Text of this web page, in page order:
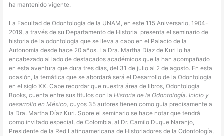
ha mantenido vigente.
La Facultad de Odontología de la UNAM, en este 115 Aniversario, 1904-
2019, a través de su Departamento de Historia presenta el seminario de
historia de la odontología que se lleva a cabo en el Palacio de la
Autonomía desde hace 20 años. La Dra. Martha Díaz de Kuri lo ha
encabezado al lado de destacados académicos que la han acompañado
en esta aventura que dura tres días, del 31 de julio al 2 de agosto. En esta
ocasión, la temática que se abordará será el Desarrollo de la Odontología
en el siglo XX. Cabe recordar que nuestra área de libros, Odontología
Books, cuenta entre sus títulos con laHistoria de la Odontología. Inicio y
desarrollo en México, cuyos 35 autores tienen como guía precisamente a
la Dra. Martha Díaz Kuri. Sobre el seminario se hace notar que tendrá
como invitado especial, de Colombia, al Dr. Camilo Duque Naranjo,
Presidente de la Red Latinoamericana de Historiadores de la Odontología,